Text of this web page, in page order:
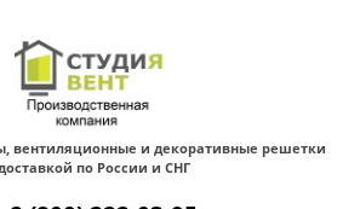
вентиляционные и декоративные решетки
по России и СНГ